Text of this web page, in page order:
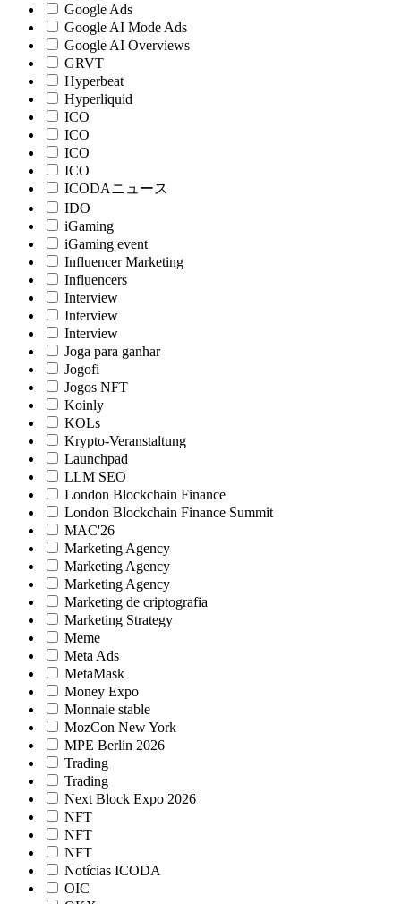
Google Ads
Google AI Mode Ads
Google AI Overviews
GRVT
Hyperbeat
Hyperliquid
ICO
ICO
ICO
ICO
ICODAニュース
IDO
iGaming
iGaming event
Influencer Marketing
Influencers
Interview
Interview
Interview
Joga para ganhar
Jogofi
Jogos NFT
Koinly
KOLs
Krypto-Veranstaltung
Launchpad
LLM SEO
London Blockchain Finance
London Blockchain Finance Summit
MAC'26
Marketing Agency
Marketing Agency
Marketing Agency
Marketing de criptografia
Marketing Strategy
Meme
Meta Ads
MetaMask
Money Expo
Monnaie stable
MozCon New York
MPE Berlin 2026
Trading
Trading
Next Block Expo 2026
NFT
NFT
NFT
Notícias ICODA
OIC